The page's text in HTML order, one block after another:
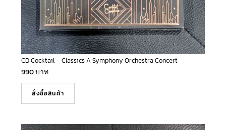
CD Cocktail – Classics A Symphony Orchestra Concert
990บาท
สั่งซื้อสินค้า